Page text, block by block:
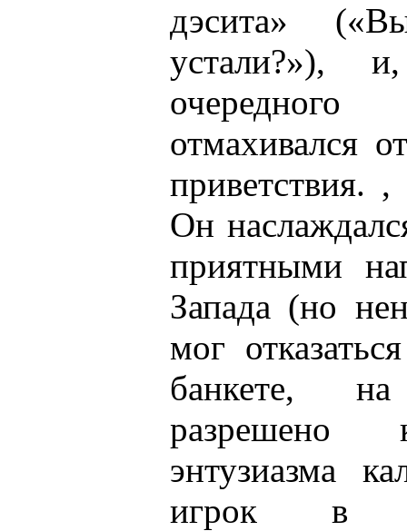
дэсита»
устали?»),
очередного
отмахивался
приветствия.
Он
приятными
Запада (но
мог
банкете,
разрешено
энтузиазма
игрок в